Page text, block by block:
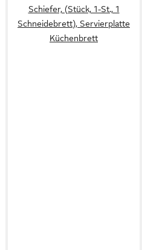
Schiefer, (Stück, 1-St., 1
Schneidebrett), Servierplatte
Küchenbrett